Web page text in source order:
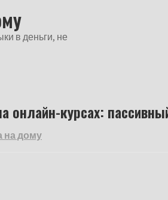
в деньги, не
онлайн-курсах:
на дому